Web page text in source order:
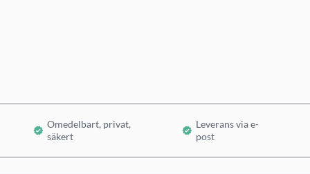
Omedelbart, privat,
säkert
Leverans via e-
post